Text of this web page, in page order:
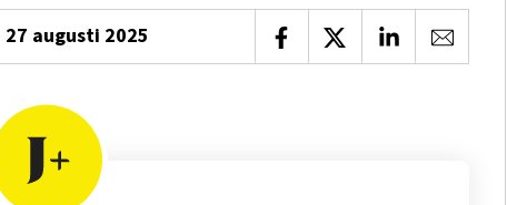
27 augusti 2025 Dela på Facebook
Dela på XDela påDela